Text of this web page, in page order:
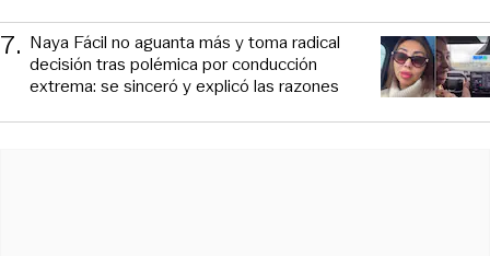
7. Naya Fácil no aguanta más y toma radical
decisión tras polémica por conducción
extrema: se sinceró y explicó las razones